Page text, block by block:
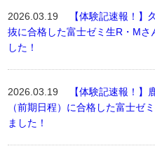
2026.03.19
【体験記速報！
抜に合格した富士ゼミ生R・Mさ
した！
2026.03.19
【体験記速報！】
（前期日程）に合格した富士ゼ
ました！